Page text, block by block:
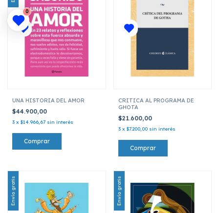
UNA HISTORIA DEL AMOR
$44.900,00
3 x $14.966,67 sin interés
CRITICA AL PROGRAMA DE
GHOTA
$21.600,00
3 x $7.200,00 sin interés
Envío gratis Envío gratis
0